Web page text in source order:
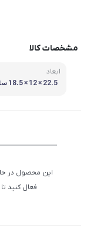
مشخصات کالا
ابعاد
22.5 × 12 × 18.5 سانتی‌متر
این محصول در
فعال کنید